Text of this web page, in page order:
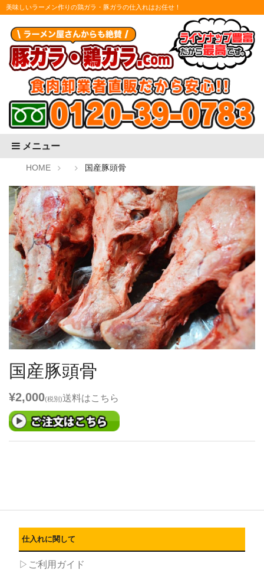
美味しいラーメン作りの鶏ガラ・豚ガラの仕入れはお任せ！
メニュー
HOME 国産豚頭骨
国産豚頭骨
¥2,000(税別)送料はこちら
仕入れに関して
▷ご利用ガイド